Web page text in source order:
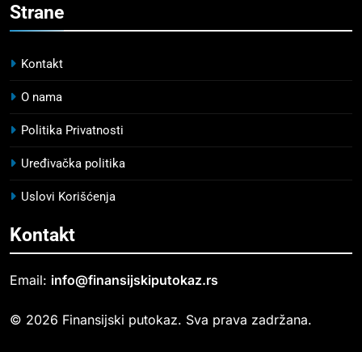
Strane
Kontakt
O nama
Politika Privatnosti
Uređivačka politika
Uslovi Korišćenja
Kontakt
Email: info@finansijskiputokaz.rs
© 2026 Finansijski putokaz. Sva prava zadržana.